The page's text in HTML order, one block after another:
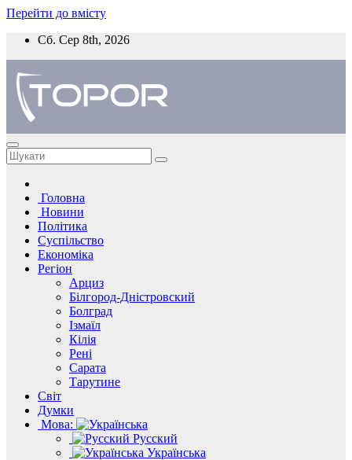
Перейти до вмісту
Сб. Сер 8th, 2026
Головна
Новини
Політика
Суспільство
Економіка
Регіон
Арциз
Білгород-Дністровский
Болград
Ізмаїл
Кілія
Рені
Сарата
Тарутине
Світ
Думки
Мова:
Русский
Українська